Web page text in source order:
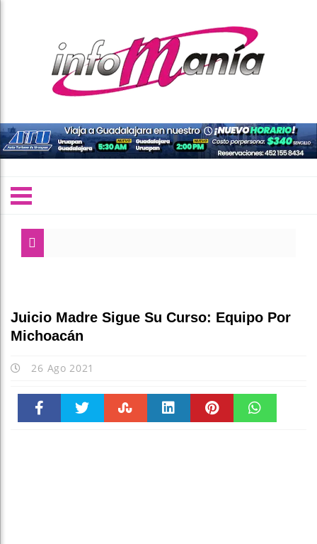
Juicio Madre Sigue Su Curso: Equipo Por
Michoacán
26 Ago 2021